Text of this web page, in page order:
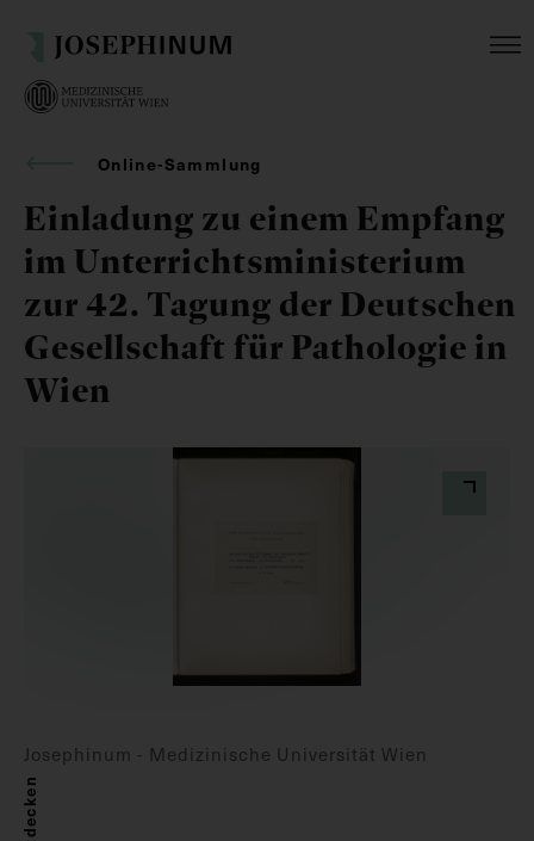
Online-Sammlung
Einladung zu einem Empfang
im Unterrichtsministerium
zur 42. Tagung der Deutschen
Gesellschaft für Pathologie in
Wien
Josephinum - Medizinische Universität Wien
Entdecken